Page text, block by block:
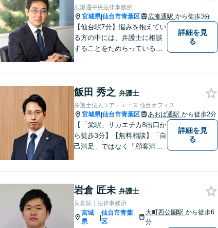
広瀬通中央法律事務所
宮城県|仙台市青葉区 広瀬通駅 から徒歩3分
【仙台駅7分】悩みを抱えてい
る方の中には、弁護士に相談
することをためらっている方
待できます。 どんなことで
も、お気軽に相談ください。
詳細を見
る
飯田 秀之 弁護士
弁護士法人ユア・エース 仙台オフィス
宮城県|仙台市青葉区 あおば通駅 から徒歩2分
【「栄駅」サカエチカ8出口か
ら徒歩3分】【無料相談】「自
己満足」ではなく「顧客満
本当に求める最高の結果にこ
だわり続けたいと考えており
ます。 お気軽にご相談くださ
い。
詳細を見
る
岩倉 匠未 弁護士
良覚院丁法律事務所
宮城
県
|
仙台市青葉
区
大町西公園駅から徒歩6
分